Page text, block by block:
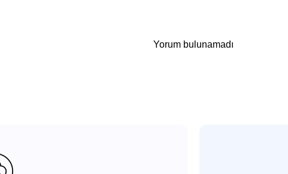
Yorum bulunamadı